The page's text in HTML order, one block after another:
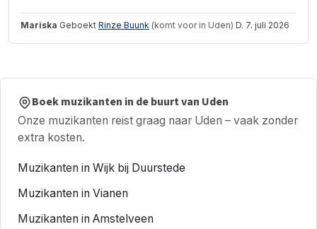
Mariska Geboekt Rinze Buunk (komt voor in Uden) D. 7. juli 2026
Boek muzikanten in de buurt van Uden
Onze muzikanten reist graag naar Uden – vaak zonder
extra kosten.
Muzikanten in Wijk bij Duurstede
Muzikanten in Vianen
Muzikanten in Amstelveen